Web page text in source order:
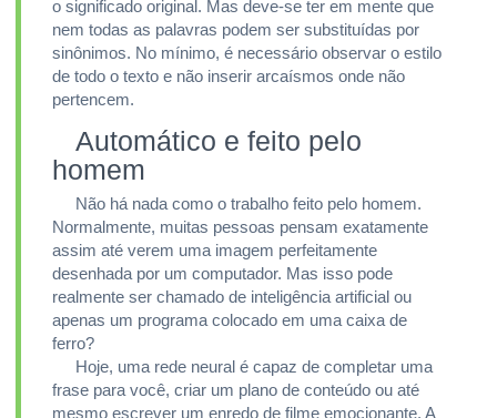
o significado original. Mas deve-se ter em mente que
nem todas as palavras podem ser substituídas por
sinônimos. No mínimo, é necessário observar o estilo
de todo o texto e não inserir arcaísmos onde não
pertencem.
Automático e feito pelo
homem
Não há nada como o trabalho feito pelo homem.
Normalmente, muitas pessoas pensam exatamente
assim até verem uma imagem perfeitamente
desenhada por um computador. Mas isso pode
realmente ser chamado de inteligência artificial ou
apenas um programa colocado em uma caixa de
ferro?
Hoje, uma rede neural é capaz de completar uma
frase para você, criar um plano de conteúdo ou até
mesmo escrever um enredo de filme emocionante. A